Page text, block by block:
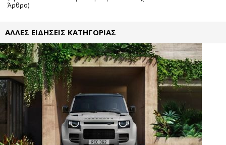
Άρθρο)
ΑΛΛΕΣ ΕΙΔΗΣΕΙΣ ΚΑΤΗΓΟΡΙΑΣ